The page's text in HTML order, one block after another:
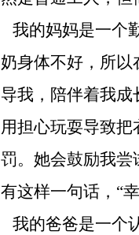
我的妈妈是一个
奶身体不好，所以
导我，陪伴着我成
用担心玩耍导致
罚。她会鼓励我尝
有这样一句话， “
我的爸爸是一个